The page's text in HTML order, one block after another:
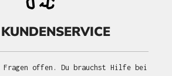
Fragen offen. Du brauchst Hilfe bei